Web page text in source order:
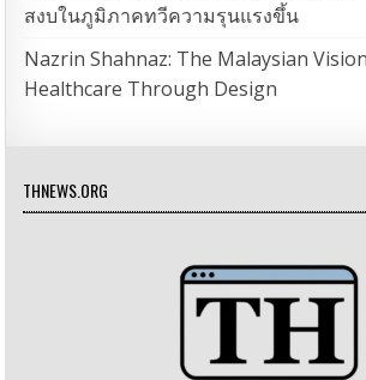
สงบในภูมิภาคทวีความรุนแรงขึ้น
Nazrin Shahnaz: The Malaysian
Healthcare Through Design
THNEWS.ORG